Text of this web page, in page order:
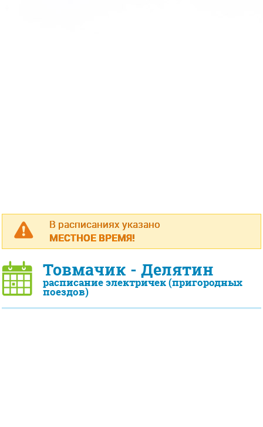
В расписаниях указано
МЕСТНОЕ ВРЕМЯ!
Товмачик - Делятин
расписание электричек (пригородных
поездов)